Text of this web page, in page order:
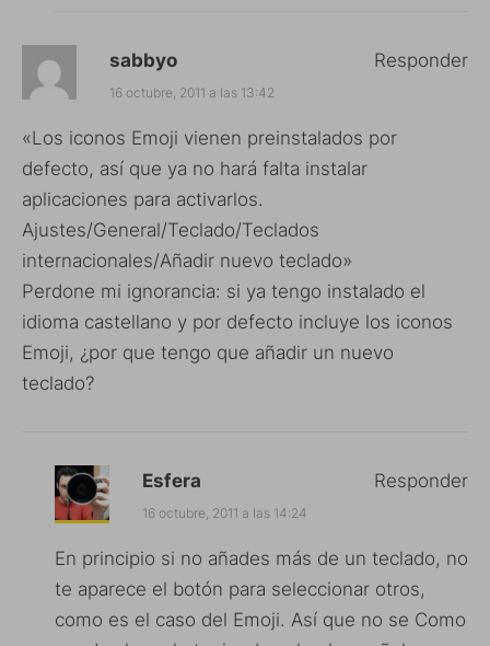
sabbyo
16 octubre, 2011 a las 13:42
«Los iconos Emoji vienen preinstalados por
defecto, así que ya no hará falta instalar
aplicaciones para activarlos.
Ajustes/General/Teclado/Teclados
internacionales/Añadir nuevo teclado»
Perdone mi ignorancia: si ya tengo instalado el
idioma castellano y por defecto incluye los iconos
Emoji, ¿por que tengo que añadir un nuevo
teclado?
Responder
Esfera
16 octubre, 2011 a las 14:24
En principio si no añades más de un teclado, no
te aparece el botón para seleccionar otros,
como es el caso del Emoji. Así que no se Como
Responder